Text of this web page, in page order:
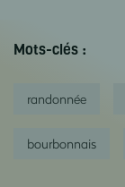
Mots-clés :
randonnée
bourbonnais